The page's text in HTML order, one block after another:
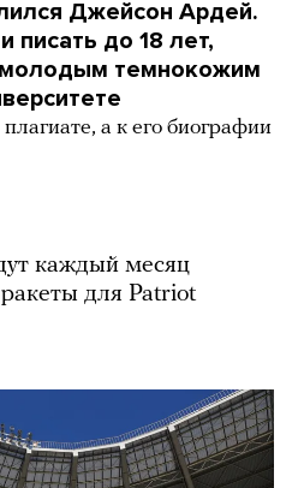
Джейсон Ардей.
писать до 18 лет,
темнокожим
а к его биографии
каждый месяц
для Patriot